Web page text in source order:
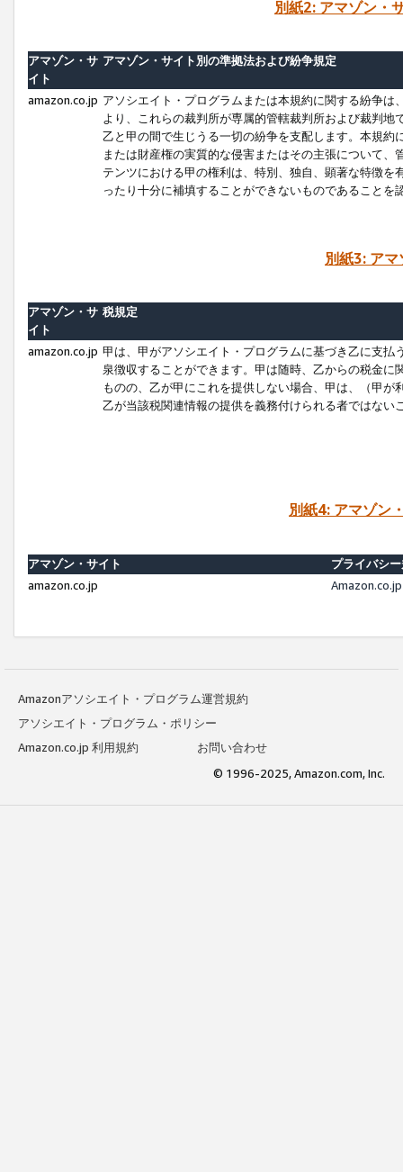
別紙2: アマゾン・
アマゾン・サ
イト
アマゾン・サイト別の準拠法および紛争規定
amazon.co.jp アソシエイト・プログラムまたは本規約に関する紛争
より、これらの裁判所が専属的管轄裁判所および裁判
乙と甲の間で生じうる一切の紛争を支配します。本規
または財産権の実質的な侵害またはその主張について
テンツにおける甲の権利は、特別、独自、顕著な特徴
ったり十分に補填することができないものであることを
別紙3: ア
アマゾン・サ
イト
税規定
amazon.co.jp 甲は、甲がアソシエイト・プログラムに基づき乙に支
泉徴収することができます。甲は随時、乙からの税金
ものの、乙が甲にこれを提供しない場合、甲は、（甲
乙が当該税関連情報の提供を義務付けられる者ではな
別紙4: アマゾン
アマゾン・サイト
プライバシ
amazon.co.jp
Amazonアソシエイト・プログラム運営規約
アソシエイト・プログラム・ポリシー
Amazon.co.jp 利用規約
お問い合わせ
© 1996-2025, Amazon.com, Inc.